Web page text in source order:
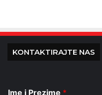
KONTAKTIRAJTE NAS
Ime i Prezime *